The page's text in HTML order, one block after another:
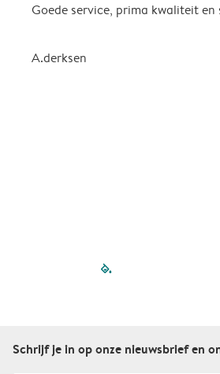
Goede service, prima kwaliteit en
A.derksen
filled-
Schrijf je in op onze nieuwsbrief en